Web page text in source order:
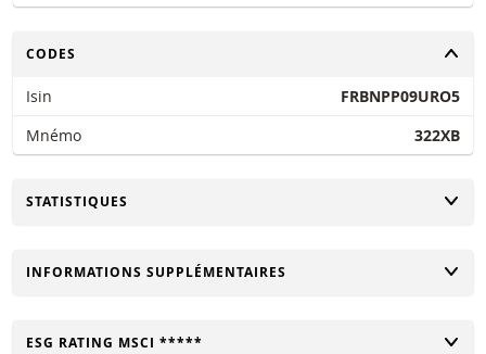
CHANGER
CODES
Isin
FRBNPP09URO5
Mnémo
322XB
CHANGER
STATISTIQUES
CHANGER
INFORMATIONS SUPPLÉMENTAIRES
CHANGER
ESG RATING MSCI *****